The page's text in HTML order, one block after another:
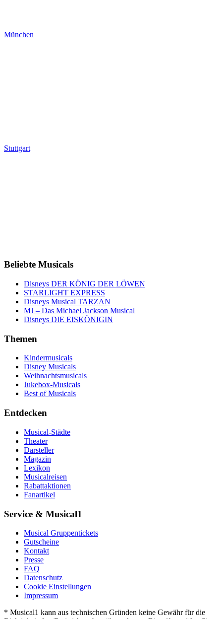
München
Stuttgart
Beliebte Musicals
Disneys DER KÖNIG DER LÖWEN
STARLIGHT EXPRESS
Disneys Musical TARZAN
MJ – Das Michael Jackson Musical
Disneys DIE EISKÖNIGIN
Themen
Kindermusicals
Disney Musicals
Weihnachtsmusicals
Jukebox-Musicals
Best of Musicals
Entdecken
Musical-Städte
Theater
Darsteller
Magazin
Lexikon
Musicalreisen
Rabattaktionen
Fanartikel
Service & Musical1
Musical Gruppentickets
Gutscheine
Kontakt
Presse
FAQ
Datenschutz
Cookie Einstellungen
Impressum
* Musical1 kann aus technischen Gründen keine Gewähr für die